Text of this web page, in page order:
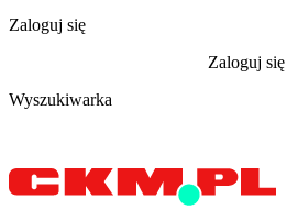
Zaloguj się
Zaloguj się
Wyszukiwarka